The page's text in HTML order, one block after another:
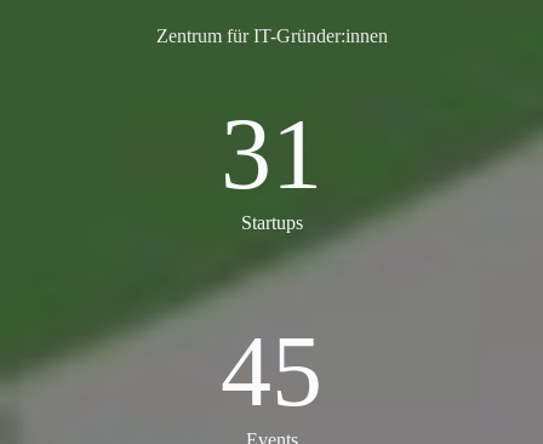
Zentrum für IT-Gründer:innen
31
Startups
45
Events